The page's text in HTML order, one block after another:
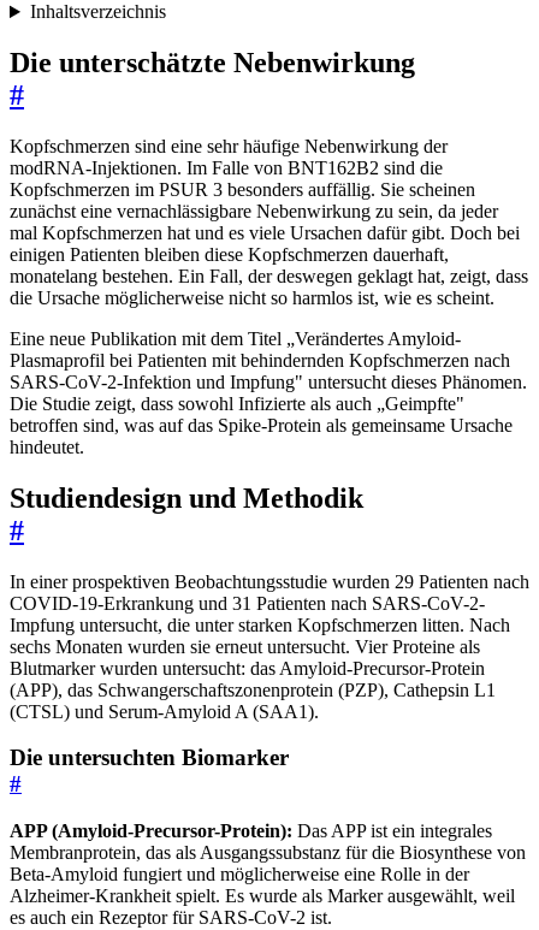
Inhaltsverzeichnis
Die unterschätzte Nebenwirkung
#
Kopfschmerzen sind eine sehr häufige Nebenwirkung der
modRNA-Injektionen. Im Falle von BNT162B2 sind die
Kopfschmerzen im PSUR 3 besonders auffällig. Sie scheinen
zunächst eine vernachlässigbare Nebenwirkung zu sein, da jeder
mal Kopfschmerzen hat und es viele Ursachen dafür gibt. Doch bei
einigen Patienten bleiben diese Kopfschmerzen dauerhaft,
monatelang bestehen. Ein Fall, der deswegen geklagt hat, zeigt, dass
die Ursache möglicherweise nicht so harmlos ist, wie es scheint.
Eine neue Publikation mit dem Titel „Verändertes Amyloid-
Plasmaprofil bei Patienten mit behindernden Kopfschmerzen nach
SARS-CoV-2-Infektion und Impfung" untersucht dieses Phänomen.
Die Studie zeigt, dass sowohl Infizierte als auch „Geimpfte"
betroffen sind, was auf das Spike-Protein als gemeinsame Ursache
hindeutet.
Studiendesign und Methodik
#
In einer prospektiven Beobachtungsstudie wurden 29 Patienten nach
COVID-19-Erkrankung und 31 Patienten nach SARS-CoV-2-
Impfung untersucht, die unter starken Kopfschmerzen litten. Nach
sechs Monaten wurden sie erneut untersucht. Vier Proteine als
Blutmarker wurden untersucht: das Amyloid-Precursor-Protein
(APP), das Schwangerschaftszonenprotein (PZP), Cathepsin L1
(CTSL) und Serum-Amyloid A (SAA1).
Die untersuchten Biomarker
#
APP (Amyloid-Precursor-Protein): Das APP ist ein integrales
Membranprotein, das als Ausgangssubstanz für die Biosynthese von
Beta-Amyloid fungiert und möglicherweise eine Rolle in der
Alzheimer-Krankheit spielt. Es wurde als Marker ausgewählt, weil
es auch ein Rezeptor für SARS-CoV-2 ist.